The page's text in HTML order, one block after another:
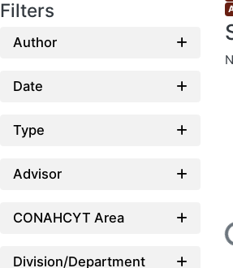
Filters
Author
Date
Type
Advisor
CONAHCYT Area
Division/Department